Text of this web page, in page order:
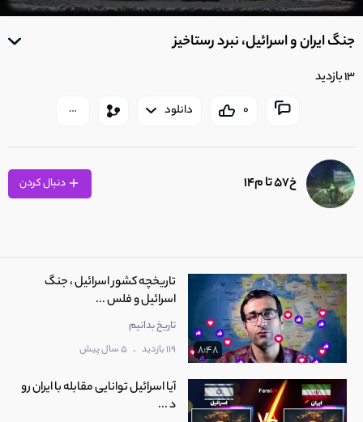
0
of جنگ ایران و اسرائیل، نبرد رستاخیز
13 بازدید
0 دانلود
خ57 تا م14
8:48
تاریخچه کشور اسرائیل ، جنگ
اسرائیل و فلس ...
تاریخ بدانیم
119 بازدید . 5 سال پیش
آیا اسرائیل توانایی مقابله با ایران رو
د ...